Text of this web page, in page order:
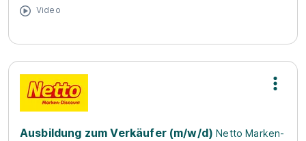
Video
Ausbildung zum Verkäufer (m/w/d) Netto Marken-